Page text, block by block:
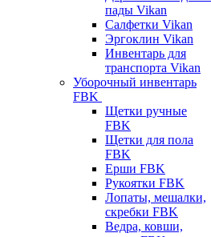
пады Vikan
Салфетки Vikan
Эргоклин Vikan
Инвентарь для
транспорта Vikan
Уборочный инвентарь
FBK
Щетки ручные
FBK
Щетки для пола
FBK
Ерши FBK
Рукоятки FBK
Лопаты, мешалки,
скребки FBK
Ведра, ковши,